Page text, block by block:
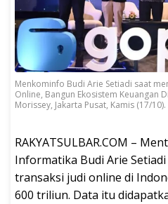
Menkominfo Budi Arie Setiadi saat
Online, Bangun Ekosistem Keuangan
Morissey, Jakarta Pusat, Kamis (17/10).
RAKYATSULBAR.COM –
Informatika Budi Arie
transaksi judi online di
600 triliun. Data itu